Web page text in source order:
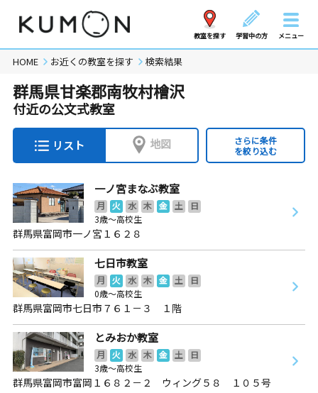
教室を探す 学習中の方 メニュー
HOME お近くの教室を探す 検索結果
群馬県甘楽郡南牧村檜沢
付近の公文式教室
リスト 地図
さらに条件
を絞り込む
一ノ宮まなぶ教室
月 火 水 木 金 土
日
3歳～高校生
群馬県富岡市一ノ宮１６２８
七日市教室
月 火 水 木 金 土
日
0歳～高校生
群馬県富岡市七日市７６１－３ １階
とみおか教室
月 火 水 木 金 土
日
3歳～高校生
群馬県富岡市富岡１６８２－２ ウィング５８ １０５号